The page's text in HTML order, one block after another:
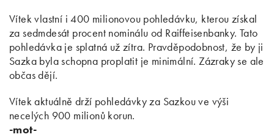
Vítek vlastní i 400 milionovou pohledávku, kterou získal
za sedmdesát procent nominálu od Raiffeisenbanky. Tato
pohledávka je splatná už zítra. Pravděpodobnost, že by ji
Sazka byla schopna proplatit je minimální. Zázraky se ale
občas dějí.
Vítek aktuálně drží pohledávky za Sazkou ve výši
necelých 900 milionů korun.
-mot-